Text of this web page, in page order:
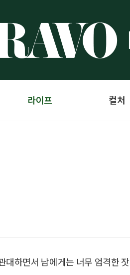
라이프 컬처
대하면서 남에게는 너무 엄격한 잣